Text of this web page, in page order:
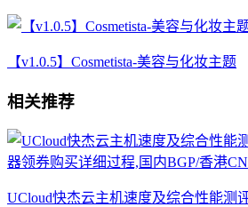
【v1.0.5】Cosmetista-美容与化妆主题
相关推荐
UCloud快杰云主机速度及综合性能测